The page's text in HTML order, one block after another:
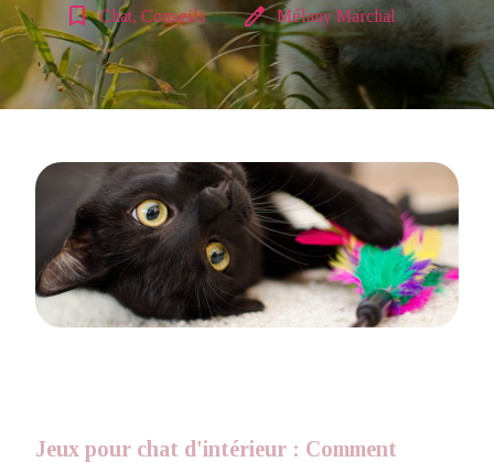
bookmark_border Chat, Conseils edit Mélany Marchal
Jeux pour chat d'intérieur : Comment